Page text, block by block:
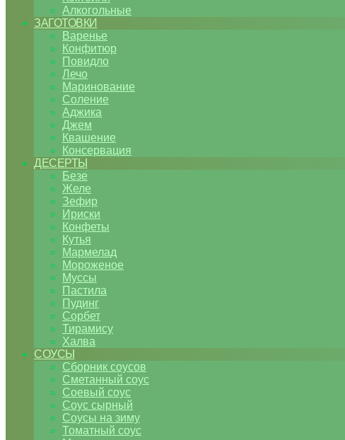
Алкогольные
ЗАГОТОВКИ
Варенье
Конфитюр
Повидло
Лечо
Маринование
Соление
Аджика
Джем
Квашение
Консервация
ДЕСЕРТЫ
Безе
Желе
Зефир
Ириски
Конфеты
Кутья
Мармелад
Мороженое
Муссы
Пастила
Пудинг
Сорбет
Тирамису
Халва
СОУСЫ
Сборник соусов
Сметанный соус
Соевый соус
Соус сырный
Соусы на зиму
Томатный соус